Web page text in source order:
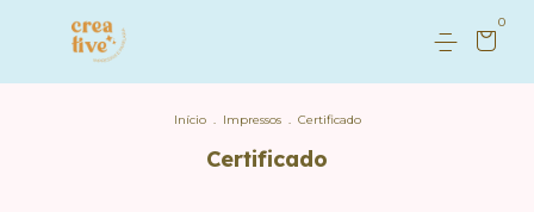
0
Início . Impressos . Certificado
Certificado